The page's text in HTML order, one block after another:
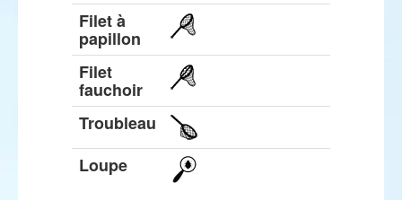
Filet à
papillon
Filet
fauchoir
Troubleau
Loupe